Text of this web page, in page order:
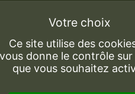
Ce site utilise des
vous donne le contrôle sur
que vous souhaitez